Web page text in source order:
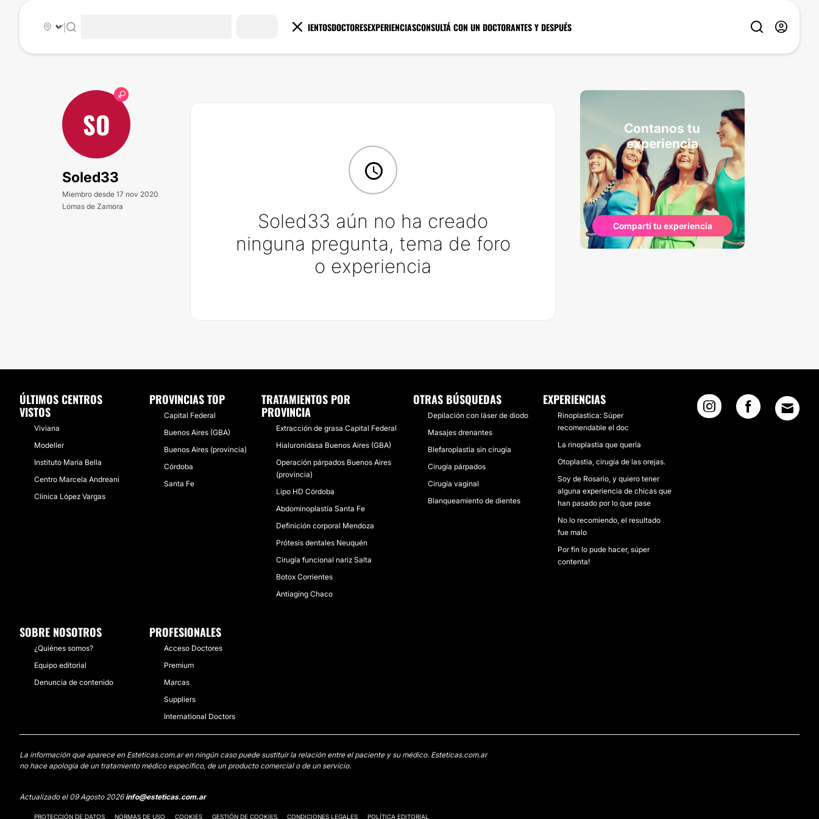
TRATAMIENTOSDOCTORESEXPERIENCIASCONSULTÁ CON UN DOCTORANTES Y DESPUÉS
|
SO
Soled33
Miembro desde 17 nov 2020
Lomas de Zamora
Soled33 aún no ha creado
ninguna pregunta, tema de foro
o experiencia
Contanos tu
experiencia
Compartí tu experiencia
ÚLTIMOS CENTROS
VISTOS
Viviana
Modeller
Instituto María Bella
Centro Marcela Andreani
Clínica López Vargas
PROVINCIAS TOP
Capital Federal
Buenos Aires (GBA)
Buenos Aires (provincia)
Córdoba
Santa Fe
TRATAMIENTOS POR
PROVINCIA
Extracción de grasa Capital Federal
Hialuronidasa Buenos Aires (GBA)
Operación párpados Buenos Aires
(provincia)
Lipo HD Córdoba
Abdominoplastía Santa Fe
Definición corporal Mendoza
Prótesis dentales Neuquén
Cirugía funcional nariz Salta
Botox Corrientes
Antiaging Chaco
OTRAS BÚSQUEDAS
Depilación con láser de diodo
Masajes drenantes
Blefaroplastia sin cirugía
Cirugía párpados
Cirugía vaginal
Blanqueamiento de dientes
EXPERIENCIAS
Rinoplastica: Súper
recomendable el doc
La rinoplastia que quería
Otoplastia, cirugía de las orejas.
Soy de Rosario, y quiero tener
alguna experiencia de chicas que
han pasado por lo que pase
No lo recomiendo, el resultado
fue malo
Por fin lo pude hacer, súper
contenta!
SOBRE NOSOTROS
¿Quiénes somos?
Equipo editorial
Denuncia de contenido
PROFESIONALES
Acceso Doctores
Premium
Marcas
Suppliers
International Doctors
La información que aparece en Esteticas.com.ar en ningún caso puede sustituir la relación entre el paciente y su médico. Esteticas.com.ar
no hace apología de un tratamiento médico específico, de un producto comercial o de un servicio.
Actualizado el 09 Agosto 2026info@esteticas.com.ar
PROTECCIÓN DE DATOS NORMAS DE USO COOKIES GESTIÓN DE COOKIES CONDICIONES LEGALES POLÍTICA EDITORIAL